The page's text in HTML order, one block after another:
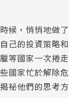
候，悄悄地做
己的投資策略
等國家一次捲
國家忙於解除
祕他們的思考